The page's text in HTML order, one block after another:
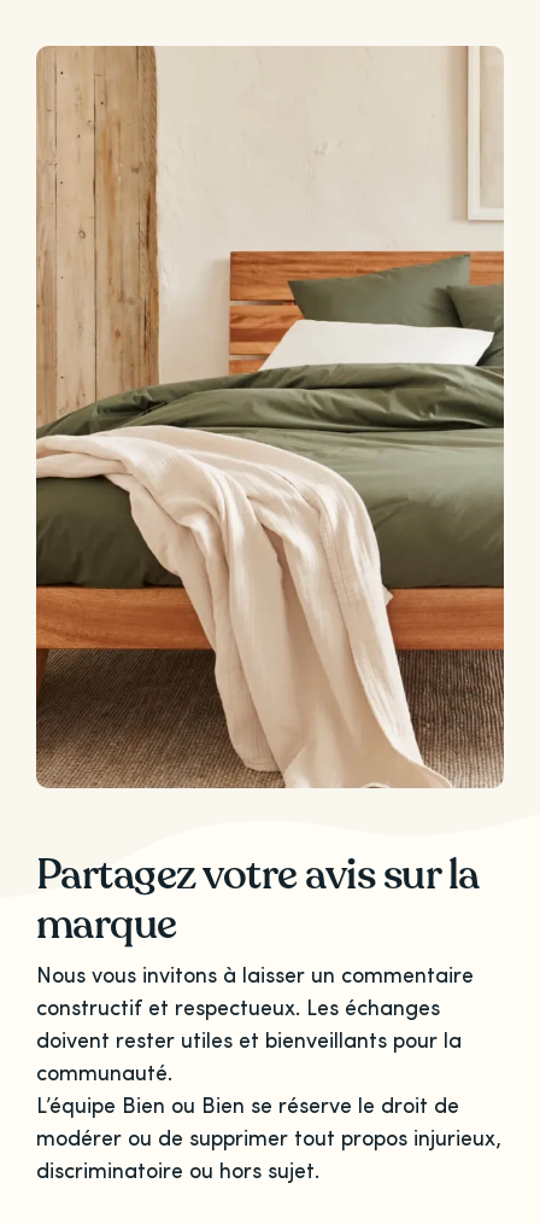
Partagez votre avis sur la
marque
Nous vous invitons à laisser un commentaire
constructif et respectueux. Les échanges
doivent rester utiles et bienveillants pour la
communauté.
L’équipe Bien ou Bien se réserve le droit de
modérer ou de supprimer tout propos injurieux,
discriminatoire ou hors sujet.